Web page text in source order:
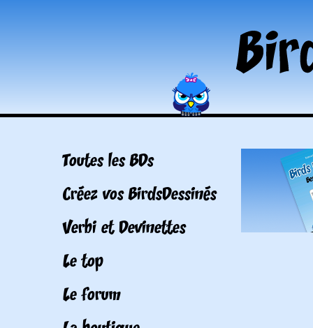
Toutes les BDs
Créez vos BirdsDessinés
Verbi et Devinettes
Le top
Le forum